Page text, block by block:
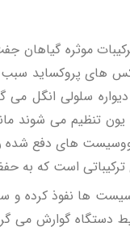
موثره گیاهان
های پروکساید
سلولی انگل می
تنظیم می شوند
های دفع
ترکیباتی است که
ها نفوذ کرده و
دستگاه گوارش می